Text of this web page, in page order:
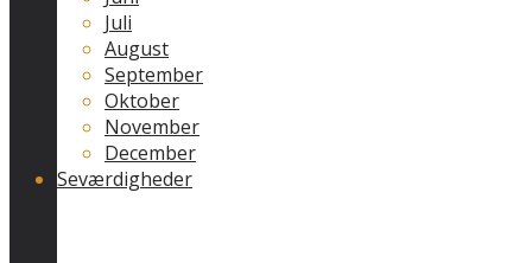
Juli
August
September
Oktober
November
December
Seværdigheder